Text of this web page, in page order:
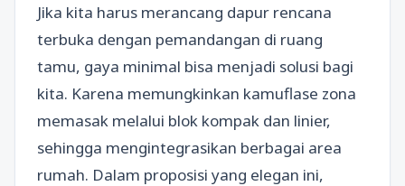
Jika kita harus merancang dapur rencana
terbuka dengan pemandangan di ruang
tamu, gaya minimal bisa menjadi solusi bagi
kita. Karena memungkinkan kamuflase zona
memasak melalui blok kompak dan linier,
sehingga mengintegrasikan berbagai area
rumah. Dalam proposisi yang elegan ini,